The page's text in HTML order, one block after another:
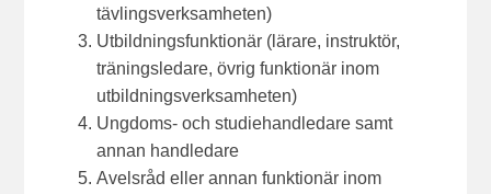
tävlingsverksamheten)
Utbildningsfunktionär (lärare, instruktör,
träningsledare, övrig funktionär inom
utbildningsverksamheten)
Ungdoms- och studiehandledare samt
annan handledare
Avelsråd eller annan funktionär inom